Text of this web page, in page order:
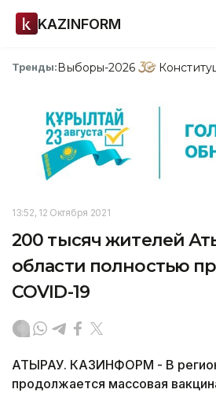
KAZINFORM
Тренды:Выборы-2026
13:52, 12 Октября 2021
200 тысяч жителей
области полностью
COVID-19
АТЫРАУ. КАЗИНФОРМ - В
продолжается массовая